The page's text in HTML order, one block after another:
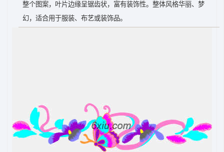
整个图案，叶片边缘呈锯齿状，富有装饰性。整体风格华丽、梦
幻，适合用于服装、布艺或装饰品。